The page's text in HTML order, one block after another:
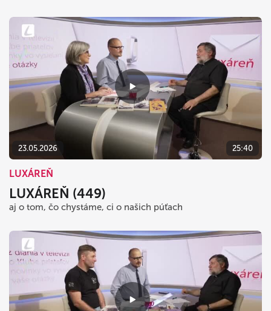
23.05.2026 25:40
LUXÁREŇ
LUXÁREŇ (449)
aj o tom, čo chystáme, ci o našich púťach